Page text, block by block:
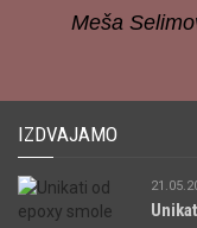
Meša
IZDVAJAMO